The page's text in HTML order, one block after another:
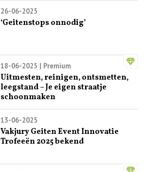
26-06-2025
‘Geitenstops onnodig’
18-06-2025 | Premium
Uitmesten, reinigen, ontsmetten,
leegstand – Je eigen straatje
schoonmaken
13-06-2025
Vakjury Geiten Event Innovatie
Trofeeën 2025 bekend